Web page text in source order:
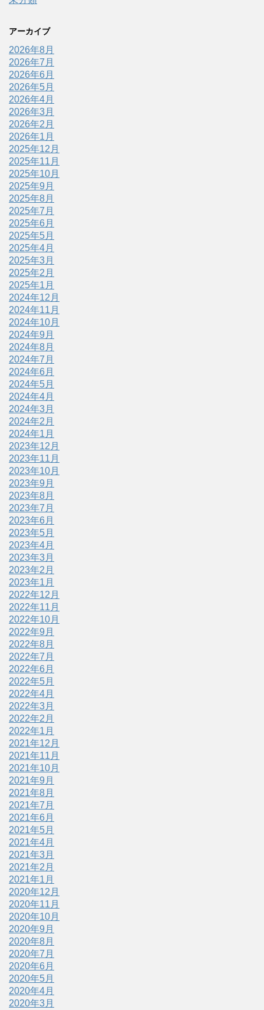
アーカイブ
2026年8月
2026年7月
2026年6月
2026年5月
2026年4月
2026年3月
2026年2月
2026年1月
2025年12月
2025年11月
2025年10月
2025年9月
2025年8月
2025年7月
2025年6月
2025年5月
2025年4月
2025年3月
2025年2月
2025年1月
2024年12月
2024年11月
2024年10月
2024年9月
2024年8月
2024年7月
2024年6月
2024年5月
2024年4月
2024年3月
2024年2月
2024年1月
2023年12月
2023年11月
2023年10月
2023年9月
2023年8月
2023年7月
2023年6月
2023年5月
2023年4月
2023年3月
2023年2月
2023年1月
2022年12月
2022年11月
2022年10月
2022年9月
2022年8月
2022年7月
2022年6月
2022年5月
2022年4月
2022年3月
2022年2月
2022年1月
2021年12月
2021年11月
2021年10月
2021年9月
2021年8月
2021年7月
2021年6月
2021年5月
2021年4月
2021年3月
2021年2月
2021年1月
2020年12月
2020年11月
2020年10月
2020年9月
2020年8月
2020年7月
2020年6月
2020年5月
2020年4月
2020年3月